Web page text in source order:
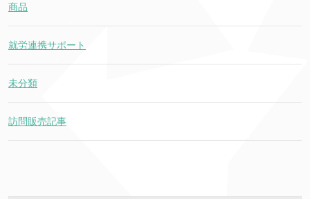
商品
就労連携サポート
未分類
訪問販売記事